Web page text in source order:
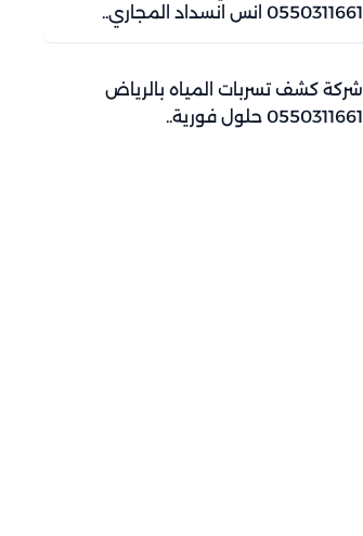
0550311661 انس انسداد المجاري..
شركة كشف تسربات المياه بالرياض
0550311661 حلول فورية..